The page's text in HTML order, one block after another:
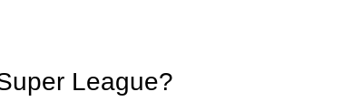
League?